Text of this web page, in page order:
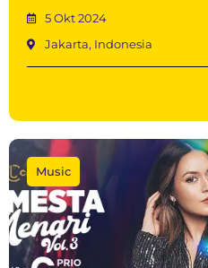
5 Okt 2024
Jakarta, Indonesia
Music